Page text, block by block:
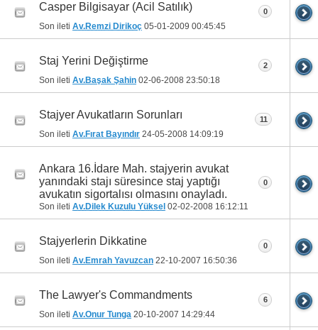
Casper Bilgisayar (Acil Satılık)
Son ileti Av.Remzi Dirikoç 05-01-2009 00:45:45
0
Staj Yerini Değiştirme
Son ileti Av.Başak Şahin 02-06-2008 23:50:18
2
Stajyer Avukatların Sorunları
Son ileti Av.Fırat Bayındır 24-05-2008 14:09:19
11
Ankara 16.İdare Mah. stajyerin avukat
yanındaki stajı süresince staj yaptığı
avukatın sigortalısı olmasını onayladı.
Son ileti Av.Dilek Kuzulu Yüksel 02-02-2008 16:12:11
0
Stajyerlerin Dikkatine
Son ileti Av.Emrah Yavuzcan 22-10-2007 16:50:36
0
The Lawyer's Commandments
Son ileti Av.Onur Tunga 20-10-2007 14:29:44
6